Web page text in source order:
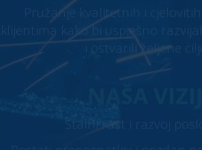
Pružanje kvalitetnih i cjelovitih
klijentima kako bi uspješno
i ostvarili željene
Stalni rast i razvoj